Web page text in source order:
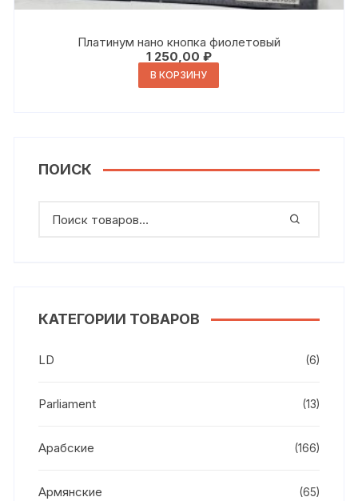
Платинум нано кнопка фиолетовый
1 250,00 ₽
В КОРЗИНУ
ПОИСК
КАТЕГОРИИ ТОВАРОВ
LD (6)
Parliament (13)
Арабские (166)
Армянские (65)